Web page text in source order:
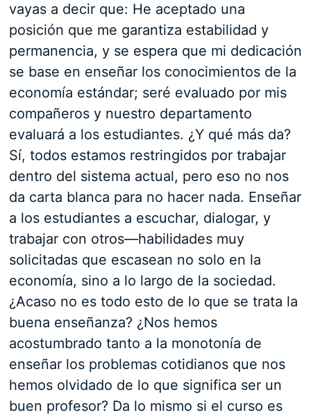
vayas a decir que: He aceptado una
posición que me garantiza estabilidad y
permanencia, y se espera que mi dedicación
se base en enseñar los conocimientos de la
economía estándar; seré evaluado por mis
compañeros y nuestro departamento
evaluará a los estudiantes. ¿Y qué más da?
Sí, todos estamos restringidos por trabajar
dentro del sistema actual, pero eso no nos
da carta blanca para no hacer nada. Enseñar
a los estudiantes a escuchar, dialogar, y
trabajar con otros—habilidades muy
solicitadas que escasean no solo en la
economía, sino a lo largo de la sociedad.
¿Acaso no es todo esto de lo que se trata la
buena enseñanza? ¿Nos hemos
acostumbrado tanto a la monotonía de
enseñar los problemas cotidianos que nos
hemos olvidado de lo que significa ser un
buen profesor? Da lo mismo si el curso es